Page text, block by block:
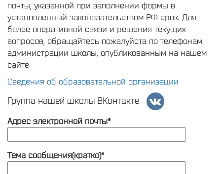
почты, указанной при заполнении формы в
установленный законодательством РФ срок. Для
более оперативной связи и решения текущих
вопросов, обращайтесь пожалуйста по телефонам
администрации школы, опубликованным на нашем
сайте
Сведения об образовательной организации
Группа нашей школы ВКонтакте
Адрес электронной почты*
Тема сообщения(кратко)*